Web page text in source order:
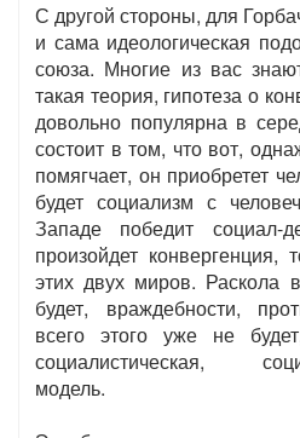
С другой стороны, для
и сама идеологическая
союза. Многие из вас
такая теория, гипотеза о
довольно популярна в
состоит в том, что вот,
помягчает, он приобретет
будет социализм с
Западе победит социал-
произойдет конвергенция,
этих двух миров.
будет, враждебности,
всего этого уже не
социалистическая,
модель.